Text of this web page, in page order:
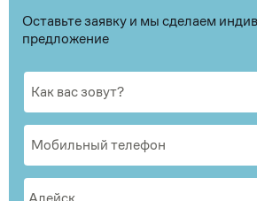
Оставьте заявку и мы сделаем
предложение